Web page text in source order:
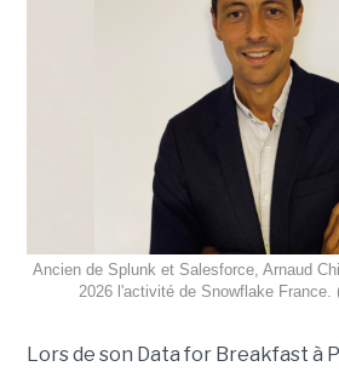
Ancien de Splunk et Salesforce, Arnaud
2026 l'activité de Snowflake France.
Lors de son Data for Breakfast à